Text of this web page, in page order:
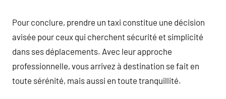
Pour conclure, prendre un taxi constitue une décision
avisée pour ceux qui cherchent sécurité et simplicité
dans ses déplacements. Avec leur approche
professionnelle, vous arrivez à destination se fait en
toute sérénité, mais aussi en toute tranquillité.